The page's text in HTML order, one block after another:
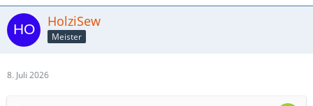
HolziSew
Meister
8. Juli 2026